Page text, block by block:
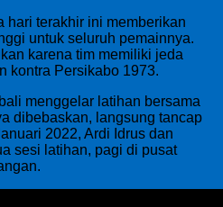
hari terakhir ini memberikan
untuk seluruh pemainnya.
karena tim memiliki jeda
kontra Persikabo 1973.
menggelar latihan bersama
dibebaskan, langsung tancap
2022, Ardi Idrus dan
sesi latihan, pagi di pusat